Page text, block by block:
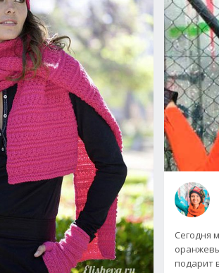
Сегодня
подарит